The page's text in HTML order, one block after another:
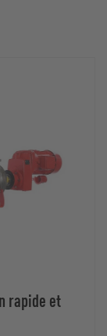
rapide et